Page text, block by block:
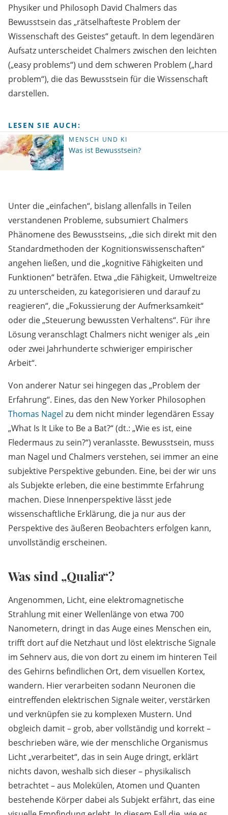
Physiker und Philosoph David Chalmers das
Bewusstsein das „rätselhafteste Problem der
Wissenschaft des Geistes“ getauft. In dem legendären
Aufsatz unterscheidet Chalmers zwischen den leichten
(„easy problems“) und dem schweren Problem („hard
problem“), die das Bewusstsein für die Wissenschaft
darstellen.
LESEN SIE AUCH:
MENSCH UND KI
Was ist Bewusstsein?
Unter die „einfachen“, bislang allenfalls in Teilen
verstandenen Probleme, subsumiert Chalmers
Phänomene des Bewusstseins, „die sich direkt mit den
Standardmethoden der Kognitionswissenschaften“
angehen ließen, und die „kognitive Fähigkeiten und
Funktionen“ beträfen. Etwa „die Fähigkeit, Umweltreize
zu unterscheiden, zu kategorisieren und darauf zu
reagieren“, die „Fokussierung der Aufmerksamkeit“
oder die „Steuerung bewussten Verhaltens“. Für ihre
Lösung veranschlagt Chalmers nicht weniger als „ein
oder zwei Jahrhunderte schwieriger empirischer
Arbeit“.
Von anderer Natur sei hingegen das „Problem der
Erfahrung“. Eines, das den New Yorker Philosophen
Thomas Nagel zu dem nicht minder legendären Essay
„What Is It Like to Be a Bat?“ (dt.: „Wie es ist, eine
Fledermaus zu sein?“) veranlasste. Bewusstsein, muss
man Nagel und Chalmers verstehen, sei immer an eine
subjektive Perspektive gebunden. Eine, bei der wir uns
als Subjekte erleben, die eine bestimmte Erfahrung
machen. Diese Innenperspektive lässt jede
wissenschaftliche Erklärung, die ja nur aus der
Perspektive des äußeren Beobachters erfolgen kann,
unvollständig erscheinen.
Was sind „Qualia“?
Angenommen, Licht, eine elektromagnetische
Strahlung mit einer Wellenlänge von etwa 700
Nanometern, dringt in das Auge eines Menschen ein,
trifft dort auf die Netzhaut und löst elektrische Signale
im Sehnerv aus, die von dort zu einem im hinteren Teil
des Gehirns befindlichen Ort, dem visuellen Kortex,
wandern. Hier verarbeiten sodann Neuronen die
eintreffenden elektrischen Signale weiter, verstärken
und verknüpfen sie zu komplexen Mustern. Und
obgleich damit – grob, aber vollständig und korrekt –
beschrieben wäre, wie der menschliche Organismus
Licht „verarbeitet“, das in sein Auge dringt, erklärt
nichts davon, weshalb sich dieser – physikalisch
betrachtet – aus Molekülen, Atomen und Quanten
bestehende Körper dabei als Subjekt erfährt, das eine